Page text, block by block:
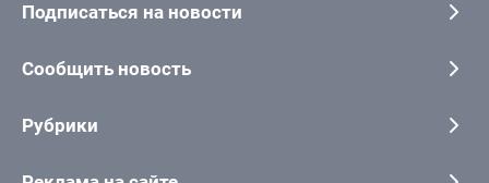
Подписаться на новости
Сообщить новость
Рубрики